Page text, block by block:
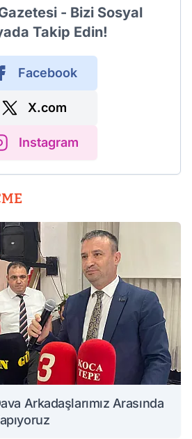
- Bizi Sosyal
Takip Edin!
Facebook
X.com
Instagram
Arkadaşlarımız Arasında